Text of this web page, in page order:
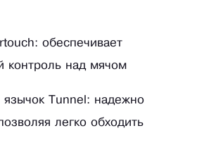
обеспечивает
контроль над мячом
Tunnel: надежно
легко обходить